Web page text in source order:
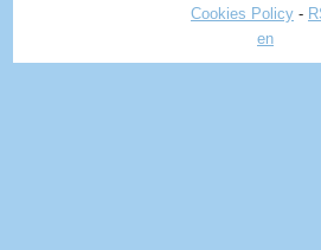
Cookies Policy -
en